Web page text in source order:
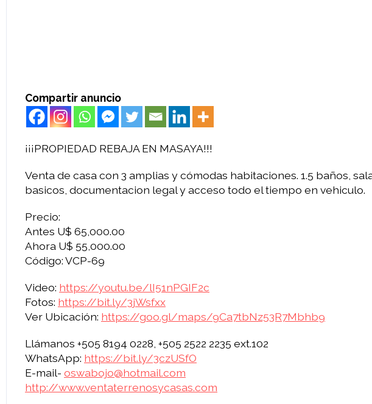
Compartir anuncio
¡¡¡PROPIEDAD REBAJA EN MASAYA!!!
Venta de casa con 3 amplias y cómodas habitaciones. 1.5 baños,
basicos, documentacion legal y acceso todo el tiempo en vehiculo.
Precio:
Antes U$ 65,000.00
Ahora U$ 55,000.00
Código: VCP-69
Video: https://youtu.be/lI51nPGIF2c
Fotos: https://bit.ly/3jWsfxx
Ver Ubicación: https://goo.gl/maps/9Ca7tbNz53R7Mbhb9
Llámanos +505 8194 0228, +505 2522 2235 ext.102
WhatsApp: https://bit.ly/3czUSfO
E-mail- oswabojo@hotmail.com
http://www.ventaterrenosycasas.com